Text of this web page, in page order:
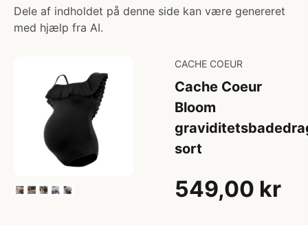
Dele af indholdet på denne side kan være genereret
med hjælp fra AI.
CACHE COEUR
Cache Coeur
Bloom
sort
549,00 kr